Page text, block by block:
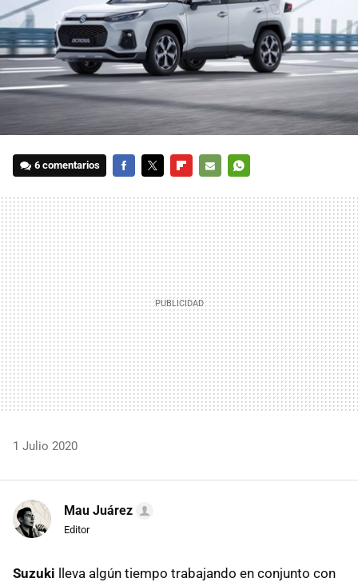
6 comentarios
MAIL
1 Julio 2020
Mau Juárez
Editor
Suzuki lleva algún tiempo trabajando en conjunto con